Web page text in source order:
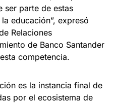
ser parte de estas
educación”, expresó
Relaciones
de Banco Santander
competencia.
es la instancia final de
por el ecosistema de